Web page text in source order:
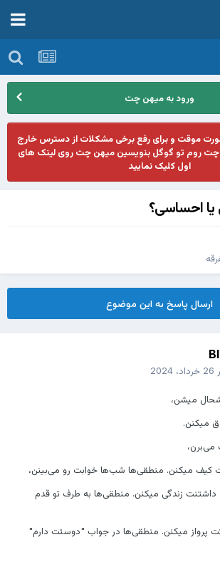
ورود به میهن چت
موقت و برای رفع برخی مشکلات از دسترس خارج
روم تو گوگل بنویسین میهن چت روی لینک های
اول کلیک نمایید
احساسی؟
ارسال پاسخ به این موضوع
26 خرداد، 2024
میشن،
ميكنن.
كيف ميكنن. منطقى‌ها شب‌ها خوابت رو می‌بينن،
داشتنت زندگی میکنن. منطقى‌ها به طرف تو قدم
پرواز ميكنن. منطقى‌ها در جواب "دوستت دارم"